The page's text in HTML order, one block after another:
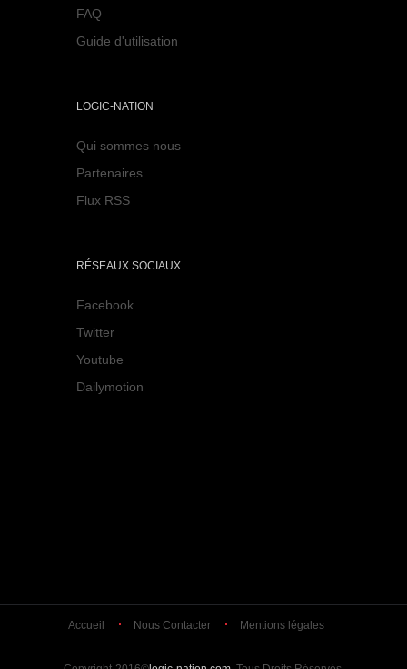
FAQ
Guide d'utilisation
LOGIC-NATION
Qui sommes nous
Partenaires
Flux RSS
RÉSEAUX SOCIAUX
Facebook
Twitter
Youtube
Dailymotion
Accueil Nous Contacter Mentions légales